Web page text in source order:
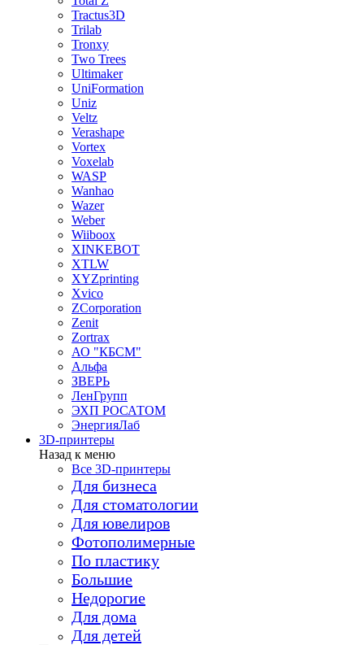
Tractus3D
Trilab
Tronxy
Two Trees
Ultimaker
UniFormation
Uniz
Veltz
Verashape
Vortex
Voxelab
WASP
Wanhao
Wazer
Weber
Wiiboox
XINKEBOT
XTLW
XYZprinting
Xvico
ZCorporation
Zenit
Zortrax
АО "КБСМ"
Альфа
ЗВЕРЬ
ЛенГрупп
ЭХП РОСАТОМ
ЭнергияЛаб
3D-принтеры
Назад к меню
Все 3D-принтеры
Для бизнеса
Для стоматологии
Для ювелиров
Фотополимерные
По пластику
Большие
Недорогие
Для дома
Для детей